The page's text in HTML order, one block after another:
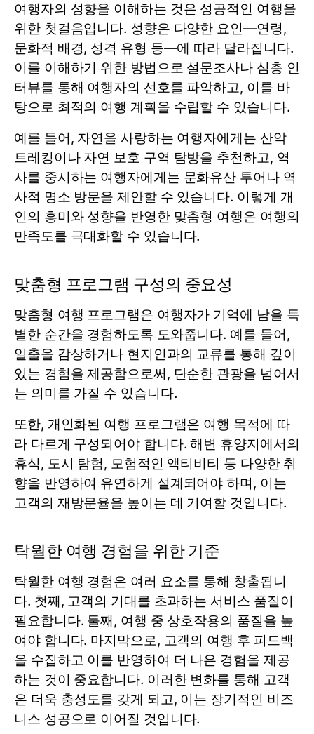
여행자의 성향을 이해하는 것은 성공적인 여행을
위한 첫걸음입니다. 성향은 다양한 요인—연령,
문화적 배경, 성격 유형 등—에 따라 달라집니다.
이를 이해하기 위한 방법으로 설문조사나 심층 인
터뷰를 통해 여행자의 선호를 파악하고, 이를 바
탕으로 최적의 여행 계획을 수립할 수 있습니다.
예를 들어, 자연을 사랑하는 여행자에게는 산악
트레킹이나 자연 보호 구역 탐방을 추천하고, 역
사를 중시하는 여행자에게는 문화유산 투어나 역
사적 명소 방문을 제안할 수 있습니다. 이렇게 개
인의 흥미와 성향을 반영한 맞춤형 여행은 여행의
만족도를 극대화할 수 있습니다.
맞춤형 프로그램 구성의 중요성
맞춤형 여행 프로그램은 여행자가 기억에 남을 특
별한 순간을 경험하도록 도와줍니다. 예를 들어,
일출을 감상하거나 현지인과의 교류를 통해 깊이
있는 경험을 제공함으로써, 단순한 관광을 넘어서
는 의미를 가질 수 있습니다.
또한, 개인화된 여행 프로그램은 여행 목적에 따
라 다르게 구성되어야 합니다. 해변 휴양지에서의
휴식, 도시 탐험, 모험적인 액티비티 등 다양한 취
향을 반영하여 유연하게 설계되어야 하며, 이는
고객의 재방문율을 높이는 데 기여할 것입니다.
탁월한 여행 경험을 위한 기준
탁월한 여행 경험은 여러 요소를 통해 창출됩니
다. 첫째, 고객의 기대를 초과하는 서비스 품질이
필요합니다. 둘째, 여행 중 상호작용의 품질을 높
여야 합니다. 마지막으로, 고객의 여행 후 피드백
을 수집하고 이를 반영하여 더 나은 경험을 제공
하는 것이 중요합니다. 이러한 변화를 통해 고객
은 더욱 충성도를 갖게 되고, 이는 장기적인 비즈
니스 성공으로 이어질 것입니다.